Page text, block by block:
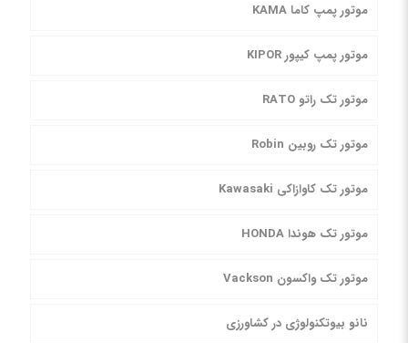
موتور پمپ کاما KAMA
موتور پمپ کیپور KIPOR
موتور تک راتو RATO
موتور تک روبین Robin
موتور تک کاوازاکی Kawasaki
موتور تک هوندا HONDA
موتور تک واکسون Vackson
نانو بیوتکنولوژی در کشاورزی